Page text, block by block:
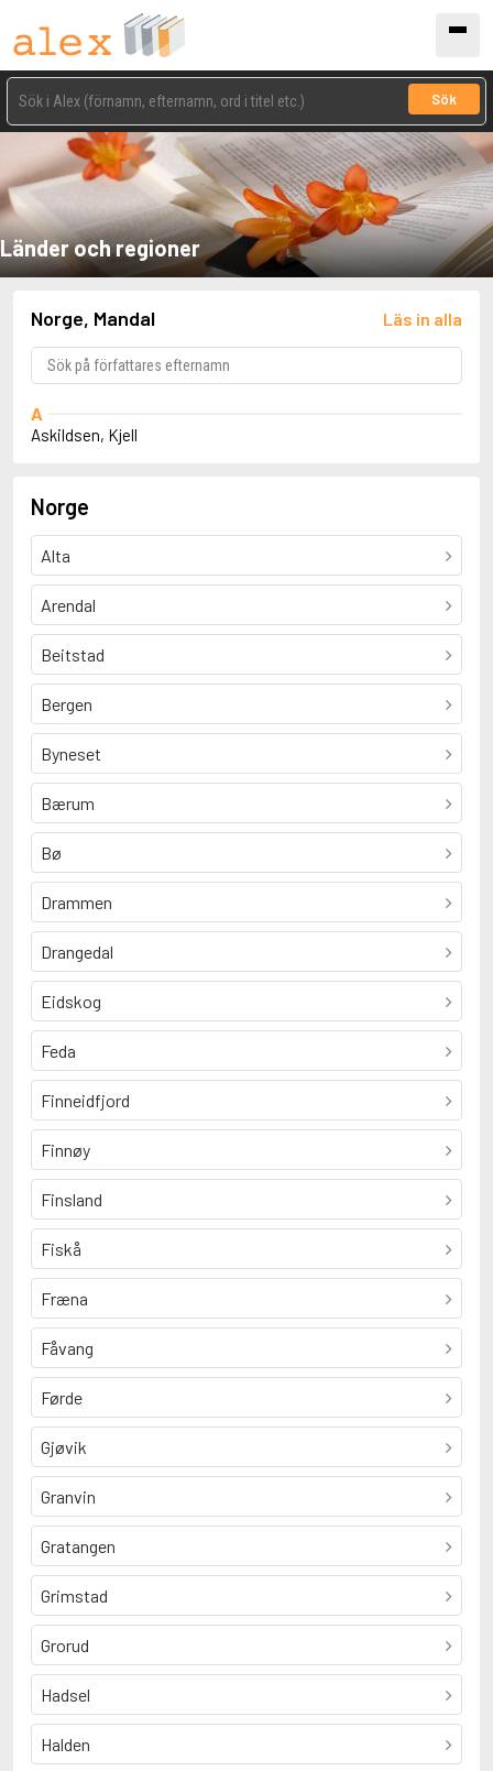
Sök
Länder och regioner
Norge, Mandal Läs in alla
A
Askildsen, Kjell
Norge
Alta
Arendal
Beitstad
Bergen
Byneset
Bærum
Bø
Drammen
Drangedal
Eidskog
Feda
Finneidfjord
Finnøy
Finsland
Fiskå
Fræna
Fåvang
Førde
Gjøvik
Granvin
Gratangen
Grimstad
Grorud
Hadsel
Halden